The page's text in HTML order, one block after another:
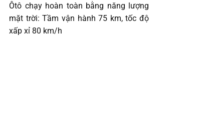
Ôtô chạy hoàn toàn bằng năng lượng
mặt trời: Tầm vận hành 75 km, tốc độ
xấp xỉ 80 km/h